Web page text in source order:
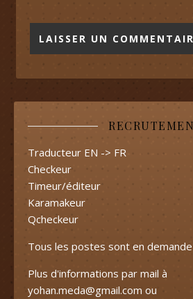
Traducteur EN -> FR
Checkeur
Timeur/éditeur
Karamakeur
Qcheckeur
Tous les postes sont en
Plus d'informations par mail à
yohan.meda@gmail.com ou